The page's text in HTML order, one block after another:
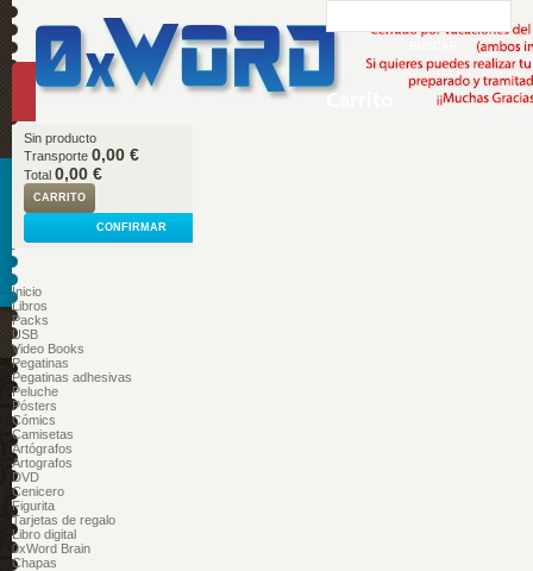
Carrito
Sin producto
Transporte 0,00 €
Total 0,00 €
CARRITO
CONFIRMAR
Inicio
Libros
Packs
USB
Video Books
Pegatinas
Pegatinas adhesivas
Peluche
Pósters
Cómics
Camisetas
Artógrafos
Artografos
DVD
Cenicero
Figurita
Tarjetas de regalo
Libro digital
0xWord Brain
Chapas